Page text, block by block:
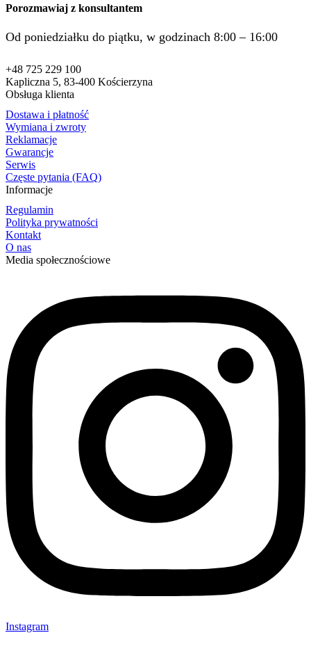
Porozmawiaj z konsultantem
Od poniedziałku do piątku, w godzinach 8:00 – 16:00
+48 725 229 100
Kapliczna 5, 83-400 Kościerzyna
Obsługa klienta
Dostawa i płatność
Wymiana i zwroty
Reklamacje
Gwarancje
Serwis
Częste pytania (FAQ)
Informacje
Regulamin
Polityka prywatności
Kontakt
O nas
Media społecznościowe
Instagram